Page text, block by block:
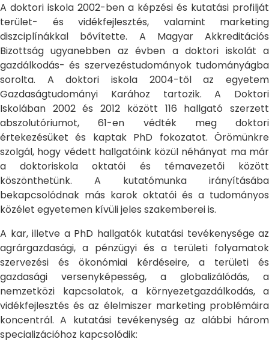
A doktori iskola 2002-ben a képzési és kutatási profilját
terület- és vidékfejlesztés, valamint marketing
diszciplínákkal bővítette. A Magyar Akkreditációs
Bizottság ugyanebben az évben a doktori iskolát a
gazdálkodás- és szervezéstudományok tudományágba
sorolta. A doktori iskola 2004-től az egyetem
Gazdaságtudományi Karához tartozik. A Doktori
Iskolában 2002 és 2012 között 116 hallgató szerzett
abszolutóriumot, 61-en védték meg doktori
értekezésüket és kaptak PhD fokozatot. Örömünkre
szolgál, hogy védett hallgatóink közül néhányat ma már
a doktoriskola oktatói és témavezetői között
köszönthetünk. A kutatómunka irányításába
bekapcsolódnak más karok oktatói és a tudományos
közélet egyetemen kívüli jeles szakemberei is.
A kar, illetve a PhD hallgatók kutatási tevékenysége az
agrárgazdasági, a pénzügyi és a területi folyamatok
szervezési és ökonómiai kérdéseire, a területi és
gazdasági versenyképesség, a globalizálódás, a
nemzetközi kapcsolatok, a környezetgazdálkodás, a
vidékfejlesztés és az élelmiszer marketing problémáira
koncentrál. A kutatási tevékenység az alábbi három
specializációhoz kapcsolódik: